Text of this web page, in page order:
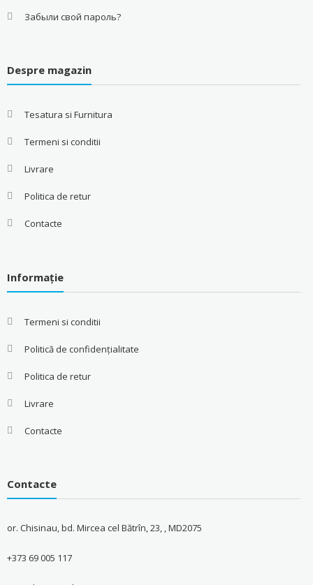
Забыли свой пароль?
Despre magazin
Tesatura si Furnitura
Termeni si conditii
Livrare
Politica de retur
Contacte
Informație
Termeni si conditii
Politică de confidențialitate
Politica de retur
Livrare
Contacte
Contacte
or. Chisinau, bd. Mircea cel Bătrîn, 23, , MD2075
+373 69 005 117